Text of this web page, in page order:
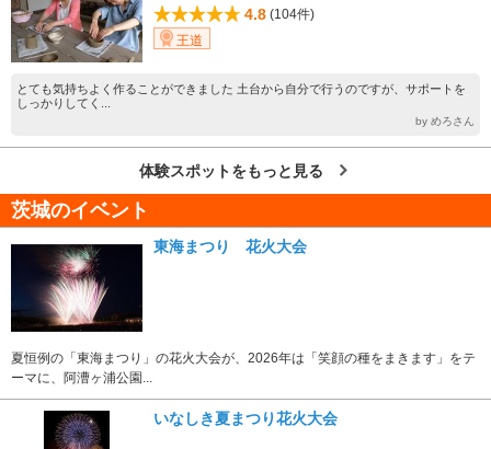
4.8 (104件)
王道
とても気持ちよく作ることができました 土台から自分で行うのですが、サポートを
しっかりしてく...
by めろさん
体験スポットをもっと見る
茨城のイベント
東海まつり 花火大会
夏恒例の「東海まつり」の花火大会が、2026年は「笑顔の種をまきます」をテ
ーマに、阿漕ヶ浦公園...
いなしき夏まつり花火大会